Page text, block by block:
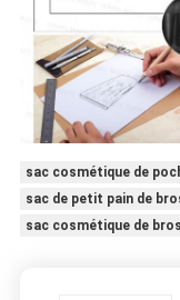
sac cosmétique de
sac de petit pain de
sac cosmétique de